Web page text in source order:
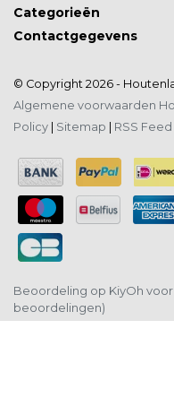
Categorieën
Contactgegevens
© Copyright 2026 -
Algemene voorwaarden
Policy
Sitemap RSS Feed
Beoordeling op KiyOh voor
beoordelingen)